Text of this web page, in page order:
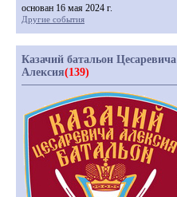
основан 16 мая 2024 г.
Другие события
Казачий батальон Цесаревича
Алексия(139)